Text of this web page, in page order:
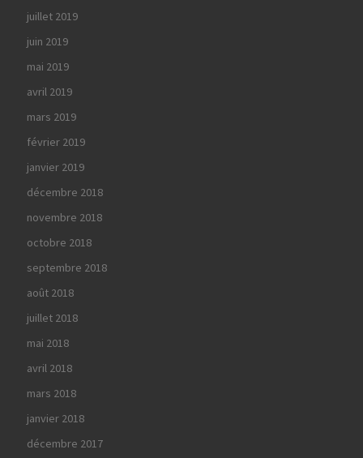
juillet 2019
juin 2019
mai 2019
avril 2019
mars 2019
février 2019
janvier 2019
décembre 2018
novembre 2018
octobre 2018
septembre 2018
août 2018
juillet 2018
mai 2018
avril 2018
mars 2018
janvier 2018
décembre 2017